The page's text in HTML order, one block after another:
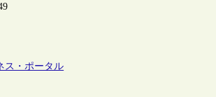
ス・ポータル